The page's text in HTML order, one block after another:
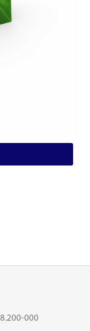
000